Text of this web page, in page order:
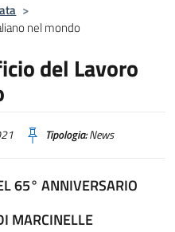
>
nel mondo
del Lavoro
Tipologia:News
65° ANNIVERSARIO
MARCINELLE